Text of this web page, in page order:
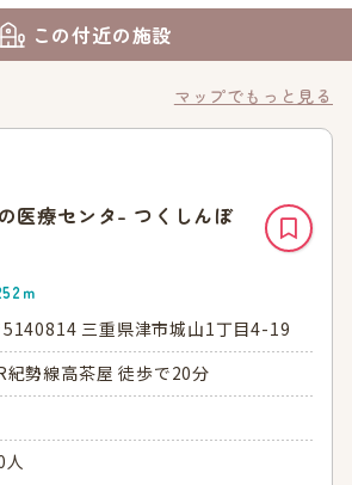
この付近の施設
マップでもっと見る
医療センタ- つくしんぼ
ｍ
5140814 三重県津市城山1丁目4-19
紀勢線高茶屋 徒歩で20分
人